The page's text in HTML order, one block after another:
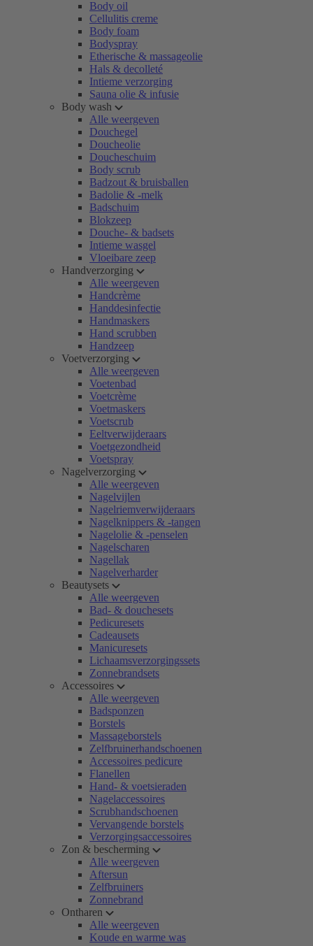
Body oil
Cellulitis creme
Body foam
Bodyspray
Etherische & massageolie
Hals & decolleté
Intieme verzorging
Sauna olie & infusie
Body wash
Alle weergeven
Douchegel
Doucheolie
Doucheschuim
Body scrub
Badzout & bruisballen
Badolie & -melk
Badschuim
Blokzeep
Douche- & badsets
Intieme wasgel
Vloeibare zeep
Handverzorging
Alle weergeven
Handcrème
Handdesinfectie
Handmaskers
Hand scrubben
Handzeep
Voetverzorging
Alle weergeven
Voetenbad
Voetcrème
Voetmaskers
Voetscrub
Eeltverwijderaars
Voetgezondheid
Voetspray
Nagelverzorging
Alle weergeven
Nagelvijlen
Nagelriemverwijderaars
Nagelknippers & -tangen
Nagelolie & -penselen
Nagelscharen
Nagellak
Nagelverharder
Beautysets
Alle weergeven
Bad- & douchesets
Pedicuresets
Cadeausets
Manicuresets
Lichaamsverzorgingssets
Zonnebrandsets
Accessoires
Alle weergeven
Badsponzen
Borstels
Massageborstels
Zelfbruinerhandschoenen
Accessoires pedicure
Flanellen
Hand- & voetsieraden
Nagelaccessoires
Scrubhandschoenen
Vervangende borstels
Verzorgingsaccessoires
Zon & bescherming
Alle weergeven
Aftersun
Zelfbruiners
Zonnebrand
Ontharen
Alle weergeven
Koude en warme was